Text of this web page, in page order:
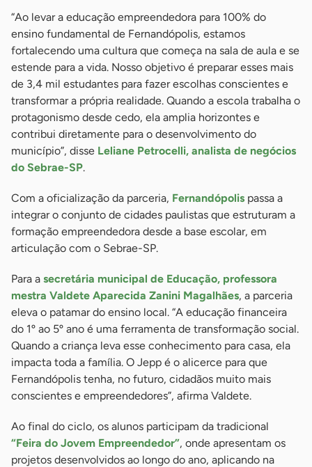
“Ao levar a educação empreendedora para 100% do
ensino fundamental de Fernandópolis, estamos
fortalecendo uma cultura que começa na sala de aula e se
estende para a vida. Nosso objetivo é preparar esses mais
de 3,4 mil estudantes para fazer escolhas conscientes e
transformar a própria realidade. Quando a escola trabalha o
protagonismo desde cedo, ela amplia horizontes e
contribui diretamente para o desenvolvimento do
município”, disse Leliane Petrocelli, analista de negócios
do Sebrae-SP.
Com a oficialização da parceria, Fernandópolis passa a
integrar o conjunto de cidades paulistas que estruturam a
formação empreendedora desde a base escolar, em
articulação com o Sebrae-SP.
Para a secretária municipal de Educação, professora
mestra Valdete Aparecida Zanini Magalhães, a parceria
eleva o patamar do ensino local. “A educação financeira
do 1º ao 5º ano é uma ferramenta de transformação social.
Quando a criança leva esse conhecimento para casa, ela
impacta toda a família. O Jepp é o alicerce para que
Fernandópolis tenha, no futuro, cidadãos muito mais
conscientes e empreendedores”, afirma Valdete.
Ao final do ciclo, os alunos participam da tradicional
“Feira do Jovem Empreendedor”, onde apresentam os
projetos desenvolvidos ao longo do ano, aplicando na